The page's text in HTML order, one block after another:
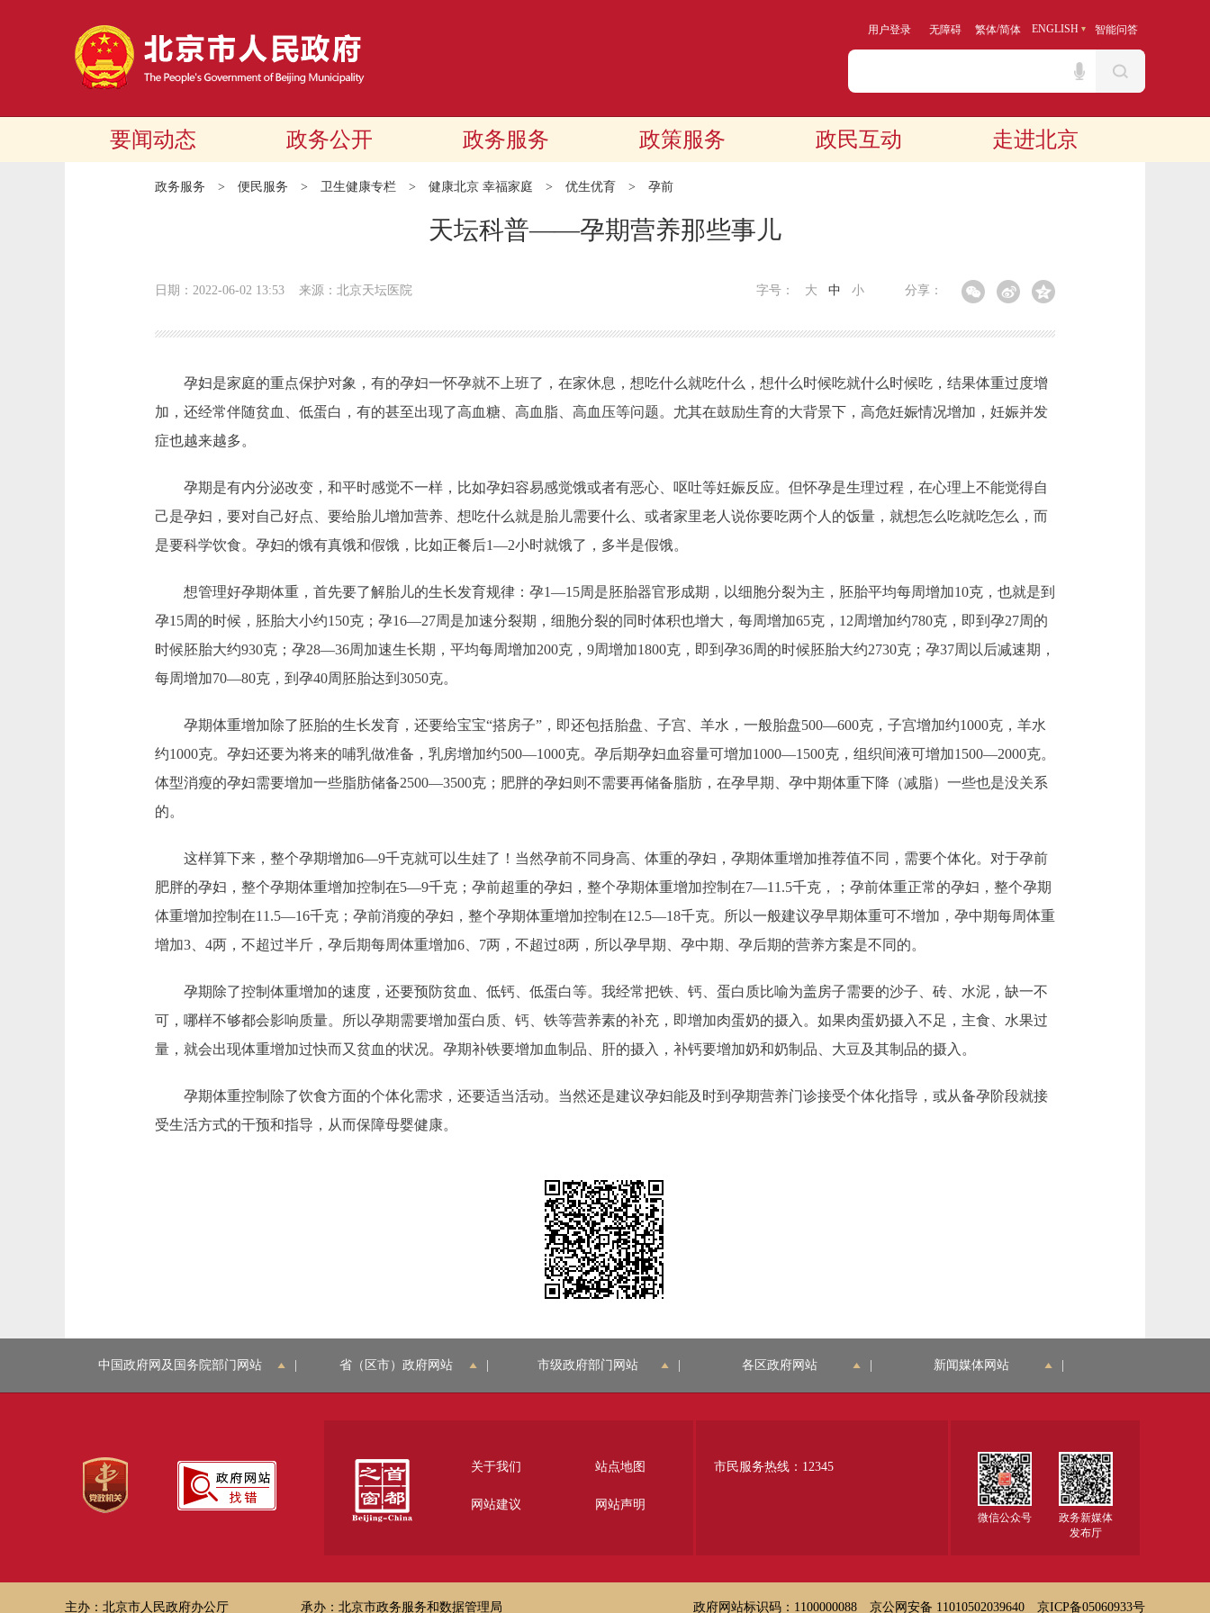
用户登录 无障碍 繁体/简体 ENGLISH 智能问答
要闻动态 政务公开 政务服务 政策服务 政民互动 走进北京
政务服务 > 便民服务 > 卫生健康专栏 > 健康北京 幸福家庭 > 优生优育 > 孕前
天坛科普——孕期营养那些事儿
日期：2022-06-02 13:53 来源：北京天坛医院 分享：
字号： 大 中 小
孕妇是家庭的重点保护对象，有的孕妇一怀孕就不上班了，在家休息，想吃什么就吃什么，想什么时候吃就什么时候吃，结果体重过度增
加，还经常伴随贫血、低蛋白，有的甚至出现了高血糖、高血脂、高血压等问题。尤其在鼓励生育的大背景下，高危妊娠情况增加，妊娠并发
症也越来越多。
孕期是有内分泌改变，和平时感觉不一样，比如孕妇容易感觉饿或者有恶心、呕吐等妊娠反应。但怀孕是生理过程，在心理上不能觉得自
己是孕妇，要对自己好点、要给胎儿增加营养、想吃什么就是胎儿需要什么、或者家里老人说你要吃两个人的饭量，就想怎么吃就吃怎么，而
是要科学饮食。孕妇的饿有真饿和假饿，比如正餐后1—2小时就饿了，多半是假饿。
想管理好孕期体重，首先要了解胎儿的生长发育规律：孕1—15周是胚胎器官形成期，以细胞分裂为主，胚胎平均每周增加10克，也就是到
孕15周的时候，胚胎大小约150克；孕16—27周是加速分裂期，细胞分裂的同时体积也增大，每周增加65克，12周增加约780克，即到孕27周的
时候胚胎大约930克；孕28—36周加速生长期，平均每周增加200克，9周增加1800克，即到孕36周的时候胚胎大约2730克；孕37周以后减速期，
每周增加70—80克，到孕40周胚胎达到3050克。
孕期体重增加除了胚胎的生长发育，还要给宝宝“搭房子”，即还包括胎盘、子宫、羊水，一般胎盘500—600克，子宫增加约1000克，羊水
约1000克。孕妇还要为将来的哺乳做准备，乳房增加约500—1000克。孕后期孕妇血容量可增加1000—1500克，组织间液可增加1500—2000克。
体型消瘦的孕妇需要增加一些脂肪储备2500—3500克；肥胖的孕妇则不需要再储备脂肪，在孕早期、孕中期体重下降（减脂）一些也是没关系
的。
这样算下来，整个孕期增加6—9千克就可以生娃了！当然孕前不同身高、体重的孕妇，孕期体重增加推荐值不同，需要个体化。对于孕前
肥胖的孕妇，整个孕期体重增加控制在5—9千克；孕前超重的孕妇，整个孕期体重增加控制在7—11.5千克，；孕前体重正常的孕妇，整个孕期
体重增加控制在11.5—16千克；孕前消瘦的孕妇，整个孕期体重增加控制在12.5—18千克。所以一般建议孕早期体重可不增加，孕中期每周体重
增加3、4两，不超过半斤，孕后期每周体重增加6、7两，不超过8两，所以孕早期、孕中期、孕后期的营养方案是不同的。
孕期除了控制体重增加的速度，还要预防贫血、低钙、低蛋白等。我经常把铁、钙、蛋白质比喻为盖房子需要的沙子、砖、水泥，缺一不
可，哪样不够都会影响质量。所以孕期需要增加蛋白质、钙、铁等营养素的补充，即增加肉蛋奶的摄入。如果肉蛋奶摄入不足，主食、水果过
量，就会出现体重增加过快而又贫血的状况。孕期补铁要增加血制品、肝的摄入，补钙要增加奶和奶制品、大豆及其制品的摄入。
孕期体重控制除了饮食方面的个体化需求，还要适当活动。当然还是建议孕妇能及时到孕期营养门诊接受个体化指导，或从备孕阶段就接
受生活方式的干预和指导，从而保障母婴健康。
中国政府网及国务院部门网站 省（区市）政府网站 市级政府部门网站 各区政府网站 新闻媒体网站
关于我们 站点地图
网站建议 网站声明
市民服务热线：12345
微信公众号
政务新媒体
发布厅
主办：北京市人民政府办公厅 承办：北京市政务服务和数据管理局 政府网站标识码：1100000088 京公网安备 11010502039640 京ICP备05060933号